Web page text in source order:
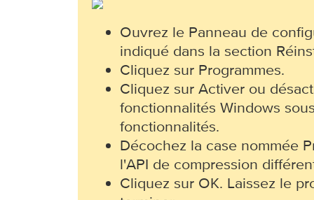
Ouvrez le Panneau de
indiqué dans la section
Cliquez sur Programmes.
Cliquez sur Activer ou
fonctionnalités Windows
fonctionnalités.
Décochez la case nommée
l'API de compression
Cliquez sur OK. Laissez le